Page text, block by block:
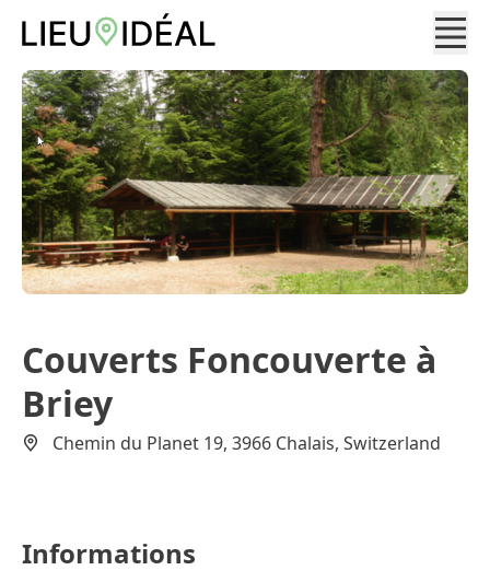
Couverts Foncouverte à
Briey
Chemin du Planet 19, 3966 Chalais, Switzerland
Informations